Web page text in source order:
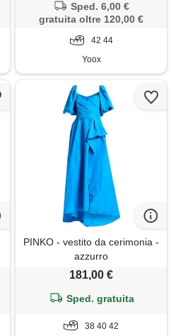
Sped. 6,00 €
gratuita oltre 120,00 €
42 44
Yoox
PINKO - vestito da cerimonia -
azzurro
181,00 €
Sped. gratuita
38 40 42